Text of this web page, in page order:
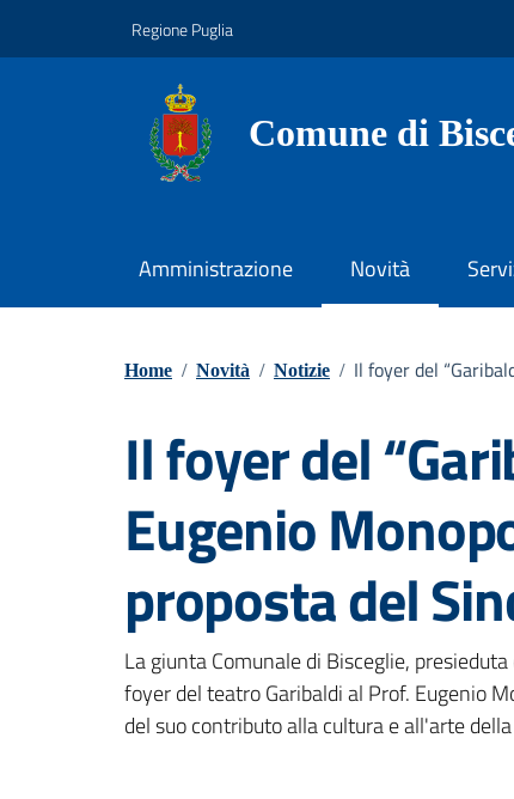
Regione Puglia
Comune di
Amministrazione Novità
Home / Novità / Notizie / Il foyer del
Il foyer del
Eugenio
proposta del
Dettagli della
La giunta Comunale di Bisceglie,
foyer del teatro Garibaldi al Prof. Eugenio
del suo contributo alla cultura e all'arte